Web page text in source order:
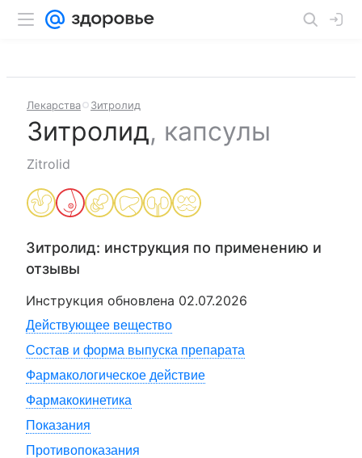
Лекарства Зитролид
Зитролид, капсулы
Zitrolid
Зитролид: инструкция по применению и
отзывы
Инструкция обновлена 02.07.2026
Действующее вещество
Состав и форма выпуска препарата
Фармакологическое действие
Фармакокинетика
Показания
Противопоказания